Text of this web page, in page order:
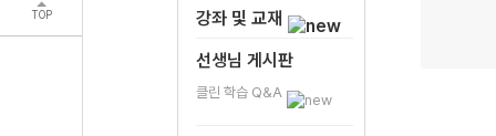
TOP
강좌 및 교재
선생님 게시판
클린 학습 Q&A